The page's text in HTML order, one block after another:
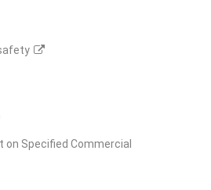
Specified Commercial